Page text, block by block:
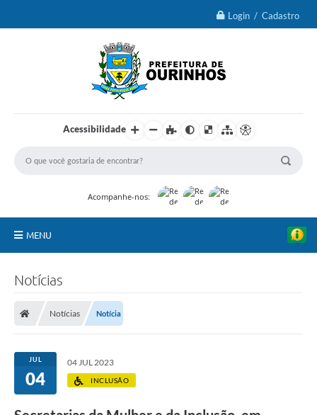
Login / Cadastro
Acessibilidade
Acompanhe-nos:
MENU
Portal da Transparência
Turismo
Notícias
Notícias Notícia
JUL
04
04 JUL 2023
INCLUSÃO